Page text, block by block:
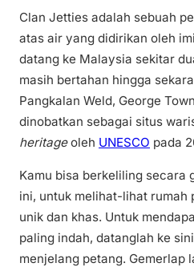
Clan Jetties adalah sebuah
atas air yang didirikan oleh
datang ke Malaysia sekitar
masih bertahan hingga
Pangkalan Weld, George
dinobatkan sebagai situs
heritageoleh UNESCO pada
Kamu bisa berkeliling secara
ini, untuk melihat-lihat rumah
unik dan khas. Untuk
paling indah, datanglah ke
menjelang petang. Gemerlap